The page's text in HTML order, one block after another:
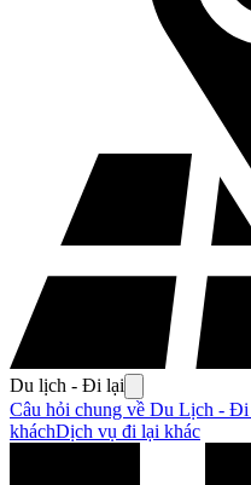
Du lịch - Đi lại
Câu hỏi chung về Du Lịch -
kháchDịch vụ đi lại khác